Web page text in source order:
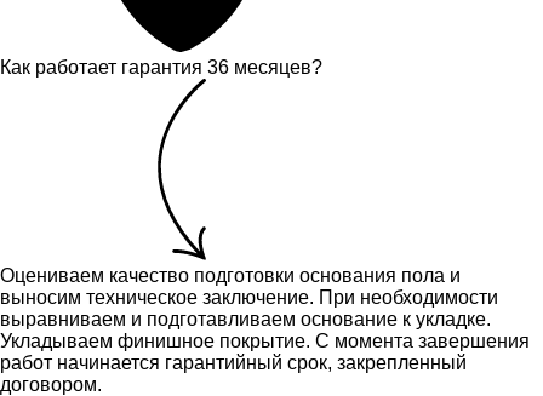
Как работает гарантия 36 месяцев?
Оцениваем качество подготовки основания пола и
выносим техническое заключение. При необходимости
выравниваем и подготавливаем основание к укладке.
Укладываем финишное покрытие. С момента завершения
работ начинается гарантийный срок, закрепленный
договором.